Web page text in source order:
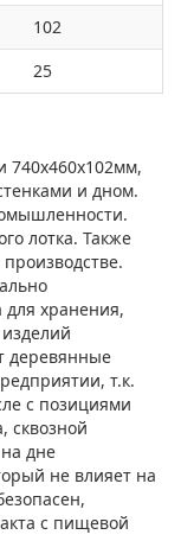
102
25
740х460х102мм,
и дном.
лотка. Также
для хранения,
деревянные
т.к.
с позициями
сквозной
дне
не влияет на
с пищевой